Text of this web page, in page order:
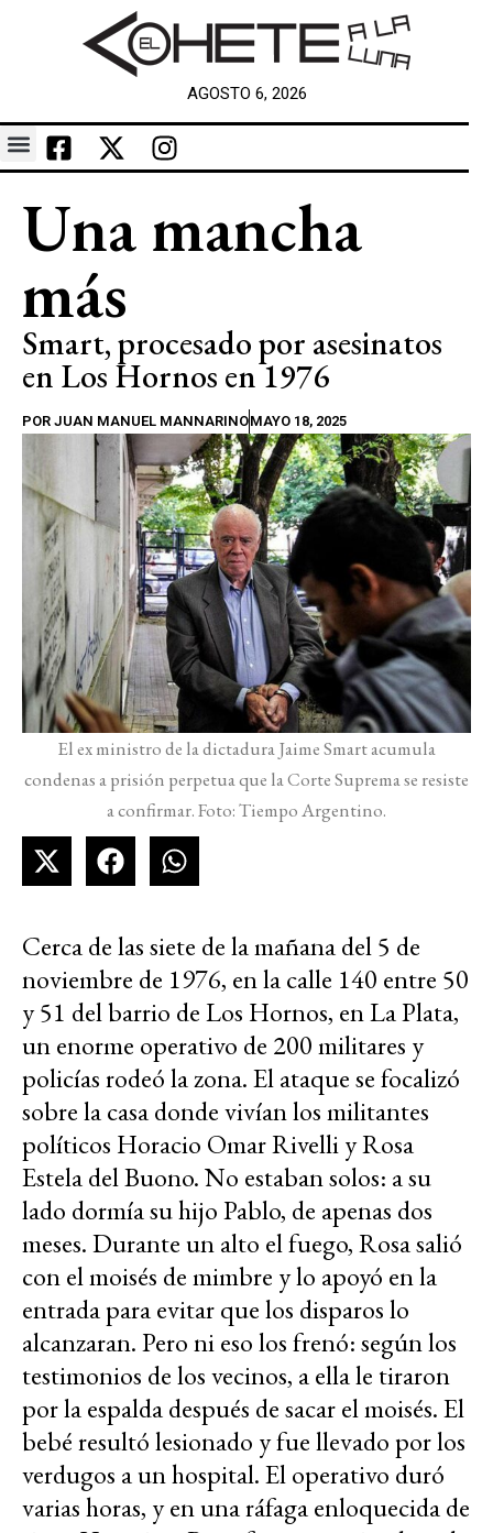
AGOSTO 6, 2026
Una mancha
más
Smart, procesado por asesinatos
en Los Hornos en 1976
POR JUAN MANUEL MANNARINOMAYO 18, 2025
El ex ministro de la dictadura Jaime Smart acumula
condenas a prisión perpetua que la Corte Suprema se resiste
a confirmar. Foto: Tiempo Argentino.
Cerca de las siete de la mañana del 5 de
noviembre de 1976, en la calle 140 entre 50
y 51 del barrio de Los Hornos, en La Plata,
un enorme operativo de 200 militares y
policías rodeó la zona. El ataque se focalizó
sobre la casa donde vivían los militantes
políticos Horacio Omar Rivelli y Rosa
Estela del Buono. No estaban solos: a su
lado dormía su hijo Pablo, de apenas dos
meses. Durante un alto el fuego, Rosa salió
con el moisés de mimbre y lo apoyó en la
entrada para evitar que los disparos lo
alcanzaran. Pero ni eso los frenó: según los
testimonios de los vecinos, a ella le tiraron
por la espalda después de sacar el moisés. El
bebé resultó lesionado y fue llevado por los
verdugos a un hospital. El operativo duró
varias horas, y en una ráfaga enloquecida de